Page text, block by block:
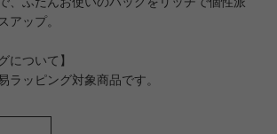
アップ。
について】
ラッピング対象商品です。